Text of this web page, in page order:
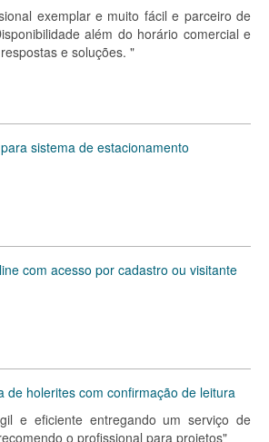
exemplar e muito fácil e parceiro de
além do horário comercial e
e soluções. "
sistema de estacionamento
com acesso por cadastro ou visitante
de holerites com confirmação de leitura
e eficiente entregando um serviço de
o profissional para projetos"